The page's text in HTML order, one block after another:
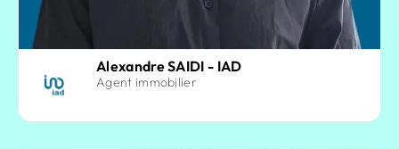
Alexandre SAIDI - IAD
Agent immobilier